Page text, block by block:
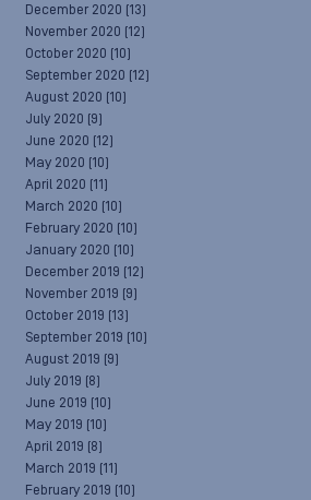
December 2020 (13)
November 2020 (12)
October 2020 (10)
September 2020 (12)
August 2020 (10)
July 2020 (9)
June 2020 (12)
May 2020 (10)
April 2020 (11)
March 2020 (10)
February 2020 (10)
January 2020 (10)
December 2019 (12)
November 2019 (9)
October 2019 (13)
September 2019 (10)
August 2019 (9)
July 2019 (8)
June 2019 (10)
May 2019 (10)
April 2019 (8)
March 2019 (11)
February 2019 (10)